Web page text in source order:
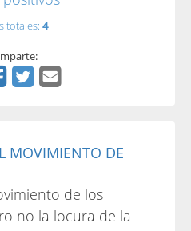
totales: 4
MOVIMIENTO DE
de los
no la locura de la